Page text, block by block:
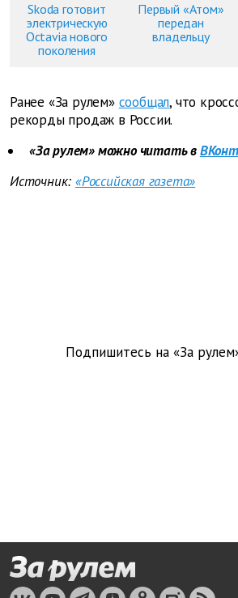
Skoda готовит
электрическую
Octavia нового
поколения
Первый «Атом»
передан
владельцу
Ранее «За рулем» сообщал, что
рекорды продаж в России.
«За рулем» можно читать в
Источник: «Российская газета»
Подпишитесь на «За